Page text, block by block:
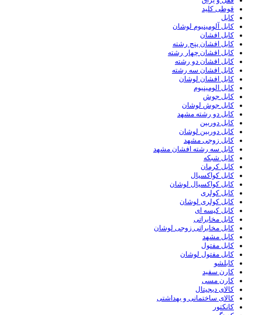
قوطی کلید
کابل
کابل آلومینیوم لوشان
کابل افشان
کابل افشان پنج رشته
کابل افشان چهار رشته
کابل افشان دو رشته
کابل افشان سه رشته
کابل افشان لوشان
کابل الومینیوم
کابل جوش
کابل جوش لوشان
کابل دو رشته مشهد
کابل دوربین
کابل دوربین لوشان
کابل زوجی مشهد
کابل سه رشته افشان مشهد
کابل شبکه
کابل کرمان
کابل کواکسیال
کابل کواکسیال لوشان
کابل کولری
کابل کولری لوشان
کابل کیسه ای
کابل مخابراتی
کابل مخابراتی زوجی لوشان
کابل مشهد
کابل مفتول
کابل مفتول لوشان
کابلشو
کارن سفید
کارن مسی
کالای دیجیتال
کالای ساختمانی و بهداشتی
کانکتور